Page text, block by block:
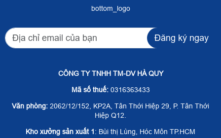
bottom_logo
Đăng ký ngay
CÔNG TY TNHH TM-DV HÀ QUY
Mã số thuế:0316363433
Văn phòng: 2062/12/152, KP2A, Tân Thới Hiệp 29, P. Tân Thới
Hiệp Q12.
Kho xưởng sản xuất 1: Bùi thị Lùng, Hóc Môn TP.HCM